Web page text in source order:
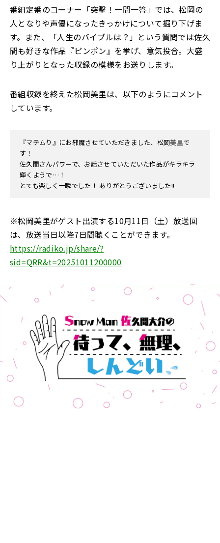
番組定番のコーナー「突撃！一問一答」では、松岡の
人となりや声優になったきっかけについて掘り下げま
す。また、「人生のバイブルは？」という質問では佐久
間も好きな作品『ピンポン』を挙げ、意気投合。大盛
り上がりとなった収録の模様をお送りします。
番組収録を終えた松岡美里は、以下のようにコメント
しています。
『マテムり』にお邪魔させていただきました、松岡美里で
す！
佐久間さんパワーで、お話させていただいた作品がキラキラ
輝くようで…！
とても楽しく一瞬でした！ ありがとうございました!!
※松岡美里がゲスト出演する10月11日（土）放送回
は、放送当日以降7日間聴くことができます。
https://radiko.jp/share/?
sid=QRR&t=20251011200000